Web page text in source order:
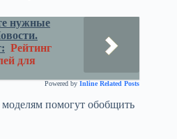
нужные
Рейтинг
для
Powered by Inline Related Posts
помогут обобщить